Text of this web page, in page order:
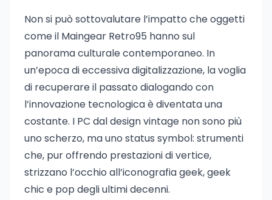
Non si può sottovalutare l’impatto che oggetti
come il Maingear Retro95 hanno sul
panorama culturale contemporaneo. In
un’epoca di eccessiva digitalizzazione, la voglia
di recuperare il passato dialogando con
l’innovazione tecnologica è diventata una
costante. I PC dal design vintage non sono più
uno scherzo, ma uno status symbol: strumenti
che, pur offrendo prestazioni di vertice,
strizzano l’occhio all’iconografia geek, geek
chic e pop degli ultimi decenni.